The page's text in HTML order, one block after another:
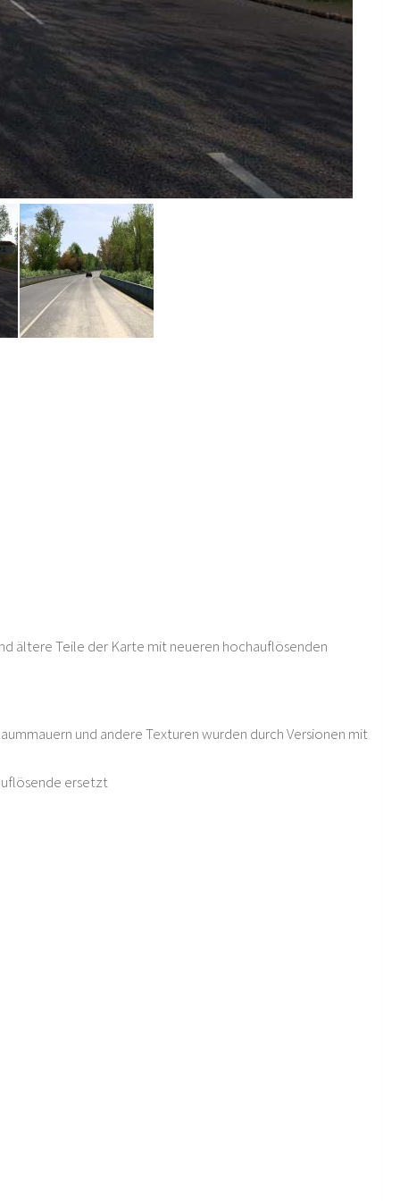
ältere Teile der Karte mit neueren hochauflösenden
und andere Texturen wurden durch Versionen mit
ersetzt